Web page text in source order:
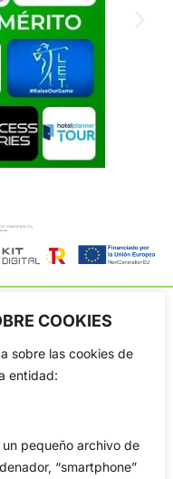
COOKIES
sobre las cookies de
entidad:
pequeño archivo de
“smartphone”
información del golf
vídeos, noticias,
DP World Tour, LPGA
Rahm